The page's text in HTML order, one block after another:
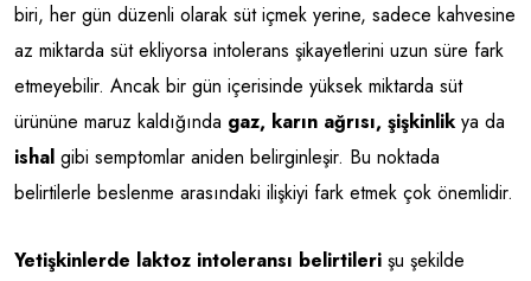
biri, her gün düzenli olarak süt içmek yerine, sadece kahvesine
az miktarda süt ekliyorsa intolerans şikayetlerini uzun süre fark
etmeyebilir. Ancak bir gün içerisinde yüksek miktarda süt
ürününe maruz kaldığında gaz, karın ağrısı, şişkinlikya da
ishal gibi semptomlar aniden belirginleşir. Bu noktada
belirtilerle beslenme arasındaki ilişkiyi fark etmek çok önemlidir.
Yetişkinlerde laktoz intoleransı belirtileri şu şekilde